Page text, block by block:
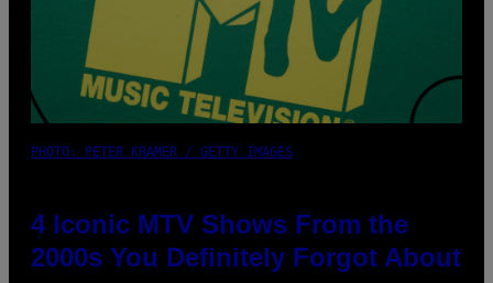
PHOTO: PETER KRAMER / GETTY IMAGES
4 Iconic MTV Shows From the
2000s You Definitely Forgot About